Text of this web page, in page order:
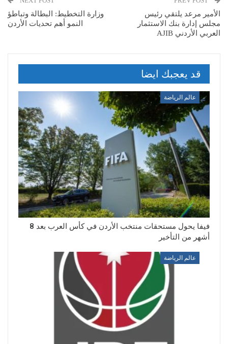
الأمير مرعد يلتقي رئيس
مجلس إدارة بنك الاستثمار
العربي الأردني AJIB
وزارة التخطيط: البطالة وتباطؤ
النمو أهم تحديات الأردن
قد يعجبك ايضا
عالم الرياضة
فيفا يحول مستحقات منتخب الأردن في كأس العرب بعد 8
أشهر من التأخير
عالم الرياضة